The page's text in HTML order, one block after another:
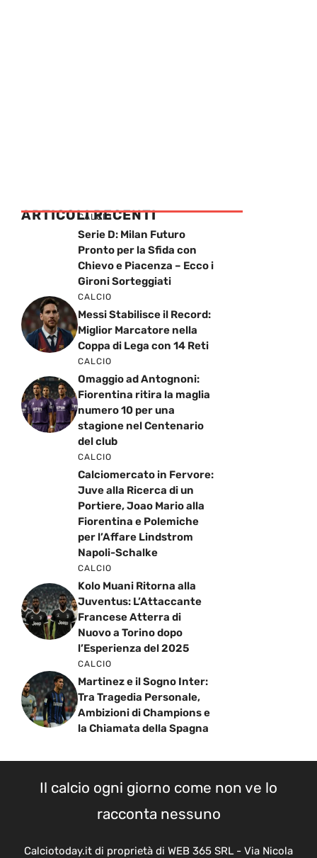
ARTICOLI RECENTI
CALCIO
Serie D: Milan Futuro
Pronto per la Sfida con
Chievo e Piacenza – Ecco i
Gironi Sorteggiati
CALCIO
Messi Stabilisce il Record:
Miglior Marcatore nella
Coppa di Lega con 14 Reti
CALCIO
Omaggio ad Antognoni:
Fiorentina ritira la maglia
numero 10 per una
stagione nel Centenario
del club
CALCIO
Calciomercato in Fervore:
Juve alla Ricerca di un
Portiere, Joao Mario alla
Fiorentina e Polemiche
per l’Affare Lindstrom
Napoli-Schalke
CALCIO
Kolo Muani Ritorna alla
Juventus: L’Attaccante
Francese Atterra di
Nuovo a Torino dopo
l’Esperienza del 2025
CALCIO
Martinez e il Sogno Inter:
Tra Tragedia Personale,
Ambizioni di Champions e
la Chiamata della Spagna
Il calcio ogni giorno come non ve lo
racconta nessuno
Calciotoday.it di proprietà di WEB 365 SRL - Via Nicola